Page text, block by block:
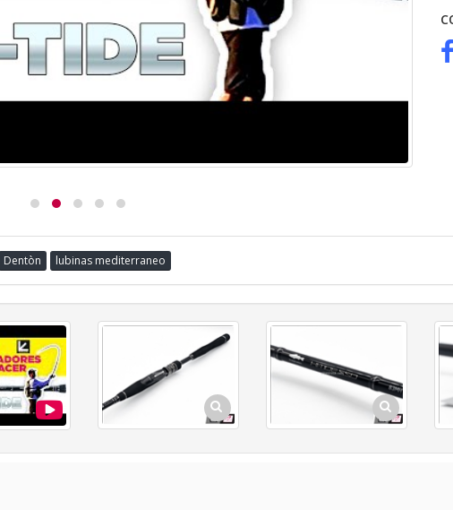
Dentòn lubinas mediterraneo